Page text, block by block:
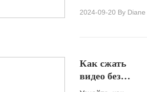
наилучшему
выбором для вас.
2024-09-20 By Diane
Как сжать
видео без
потери